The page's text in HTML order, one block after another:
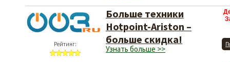
Рейтинг:
Больше техники
Hotpoint-Ariston –
больше скидка!
Узнать больше >>